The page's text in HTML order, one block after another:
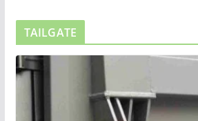
TAILGATE